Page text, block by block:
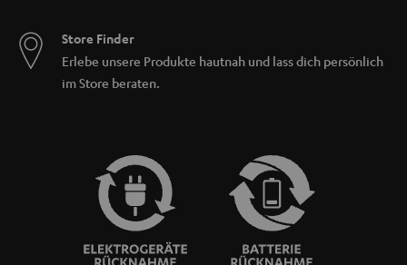
Store Finder
Erlebe unsere Produkte hautnah und lass dich persönlich
im Store beraten.